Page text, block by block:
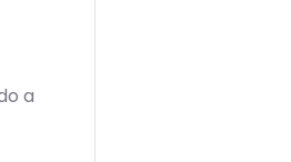
a